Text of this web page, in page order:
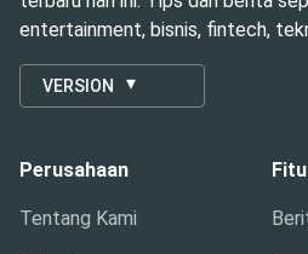
entertainment, bisnis, fintech,
VERSION
Perusahaan
Tentang Kami